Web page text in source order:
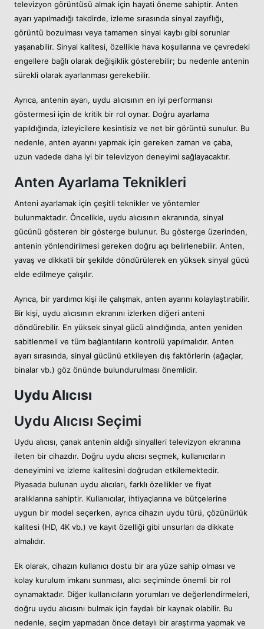
televizyon görüntüsü almak için hayati öneme sahiptir. Anten
ayarı yapılmadığı takdirde, izleme sırasında sinyal zayıflığı,
görüntü bozulması veya tamamen sinyal kaybı gibi sorunlar
yaşanabilir. Sinyal kalitesi, özellikle hava koşullarına ve çevredeki
engellere bağlı olarak değişiklik gösterebilir; bu nedenle antenin
sürekli olarak ayarlanması gerekebilir.
Ayrıca, antenin ayarı, uydu alıcısının en iyi performansı
göstermesi için de kritik bir rol oynar. Doğru ayarlama
yapıldığında, izleyicilere kesintisiz ve net bir görüntü sunulur. Bu
nedenle, anten ayarını yapmak için gereken zaman ve çaba,
uzun vadede daha iyi bir televizyon deneyimi sağlayacaktır.
Anten Ayarlama Teknikleri
Anteni ayarlamak için çeşitli teknikler ve yöntemler
bulunmaktadır. Öncelikle, uydu alıcısının ekranında, sinyal
gücünü gösteren bir gösterge bulunur. Bu gösterge üzerinden,
antenin yönlendirilmesi gereken doğru açı belirlenebilir. Anten,
yavaş ve dikkatli bir şekilde döndürülerek en yüksek sinyal gücü
elde edilmeye çalışılır.
Ayrıca, bir yardımcı kişi ile çalışmak, anten ayarını kolaylaştırabilir.
Bir kişi, uydu alıcısının ekranını izlerken diğeri anteni
döndürebilir. En yüksek sinyal gücü alındığında, anten yeniden
sabitlenmeli ve tüm bağlantıların kontrolü yapılmalıdır. Anten
ayarı sırasında, sinyal gücünü etkileyen dış faktörlerin (ağaçlar,
binalar vb.) göz önünde bulundurulması önemlidir.
Uydu Alıcısı
Uydu Alıcısı Seçimi
Uydu alıcısı, çanak antenin aldığı sinyalleri televizyon ekranına
ileten bir cihazdır. Doğru uydu alıcısı seçmek, kullanıcıların
deneyimini ve izleme kalitesini doğrudan etkilemektedir.
Piyasada bulunan uydu alıcıları, farklı özellikler ve fiyat
aralıklarına sahiptir. Kullanıcılar, ihtiyaçlarına ve bütçelerine
uygun bir model seçerken, ayrıca cihazın uydu türü, çözünürlük
kalitesi (HD, 4K vb.) ve kayıt özelliği gibi unsurları da dikkate
almalıdır.
Ek olarak, cihazın kullanıcı dostu bir ara yüze sahip olması ve
kolay kurulum imkanı sunması, alıcı seçiminde önemli bir rol
oynamaktadır. Diğer kullanıcıların yorumları ve değerlendirmeleri,
doğru uydu alıcısını bulmak için faydalı bir kaynak olabilir. Bu
nedenle, seçim yapmadan önce detaylı bir araştırma yapmak ve